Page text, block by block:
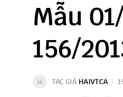
Mẫu
156/
TÁC GIẢ HAIVTCA